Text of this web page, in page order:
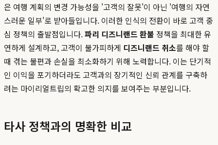
은 여행 계획의 변경 가능성을 '고객의 잘못'이 아닌 '여행의 자연
스러운 일부'로 받아들입니다. 이러한 인식의 전환이 바로 고객 중
심 정책의 출발점입니다.파리 디즈니랜드 환불 정책을 최대한 유
연하게 설계하고, 고객이 불가피하게 디즈니랜드 취소를 해야 할
때 겪는 불편과 손실을 최소화하기 위해 노력합니다. 이는 단기적
인 이익을 포기하더라도 고객과의 장기적인 신뢰 관계를 구축하
려는 마이리얼트립의 확고한 의지를 보여주는 부분입니다.
타사 정책과의 명확한 비교